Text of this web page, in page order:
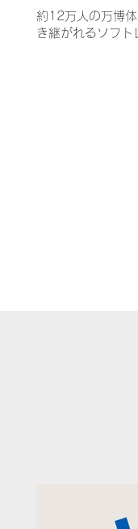
約12万人の万博
き継がれるソフト